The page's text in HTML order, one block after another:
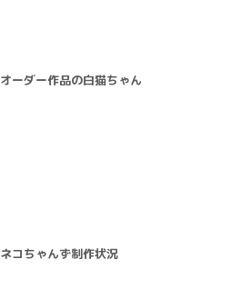
オーダー作品の白猫ちゃん
ネコちゃんず制作状況